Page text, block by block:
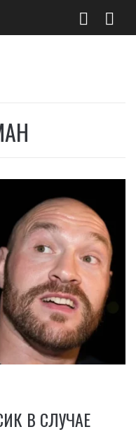
В СЛУЧАЕ